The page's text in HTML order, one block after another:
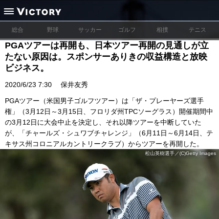
総合 野球 サッカー ゴルフ 相撲 テニス
PGAツアーは再開も、日本ツアー再開の見通しが立
たない原因は。スポンサーありきの収益構造と放映
ビジネス。
2020/6/23 7:30 保井友秀
PGAツアー（米国男子ゴルフツアー）は「ザ・プレーヤーズ選手
権」（3月12日～3月15日、フロリダ州TPCソーグラス）開催期間中
の3月12日に大会中止を決定し、それ以降ツアーを中断していた
が、「チャールズ・シュワブチャレンジ」（6月11日～6月14日、テ
キサス州コロニアルカントリークラブ）からツアーを再開した。
松山英樹選手／(C)Getty Images